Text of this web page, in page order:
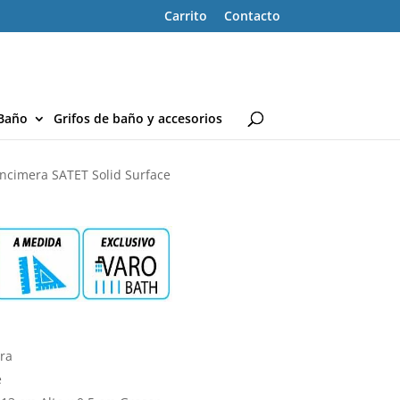
Carrito
Contacto
Grifos de baño y accesorios
SATET Solid Surface